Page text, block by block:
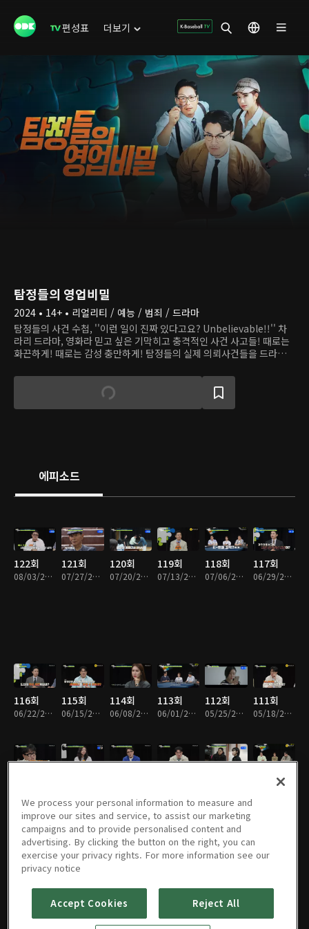
편성표 더보기
탐정들의 영업비밀
2024 • 14+ • 리얼리티 / 예능 / 범죄 / 드라마
탐정들의 사건 수첩, ''이런 일이 진짜 있다고요? Unbelievable!!'' 차
라리 드라마, 영화라 믿고 싶은 기막히고 충격적인 사건 사고들! 때로는
화끈하게! 때로는 감성 충만하게! 탐정들의 실제 의뢰사건들을 드라마타
을 위한! 오직 의뢰인에 대한 진심 하나로 전국 방방곡곡을 누비는 국민
해결사-지금껏 어디에서도 공개되지 않았던 실제 탐정 업무와 숨은 영업
에피소드
122회
08/03/2026 • 1시간 56분
121회
07/27/2026 • 1시간 50분
120회
07/20/2026 • 1시간 52분
119회
07/13/2026 • 1시간 57분
118회
07/06/2026 • 1시간 50분
117회
06/29/2026 • 1시간 50분
116회
06/22/2026 • 1시간 50분
115회
06/15/2026 • 1시간 52분
114회
06/08/2026 • 1시간 49분
113회
06/01/2026 • 1시간 52분
112회
05/25/2026 • 1시간 50분
111회
05/18/2026 • 1시간 53분
105회
104회
03/30/2026 • 1시간 50분
103회 102회 101회 100회 99회
We process your personal information to measure and
improve our sites and service, to assist our marketing
campaigns and to provide personalised content and
advertising. By clicking the button on the right, you can
exercise your privacy rights. For more information see our
privacy notice
Accept Cookies Reject All